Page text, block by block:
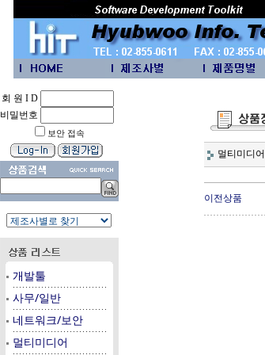
회 원 I D
비밀번호
보안 접속
개발툴
사무/일반
네트워크/보안
멀티미디어
멀티미디어
이전상품